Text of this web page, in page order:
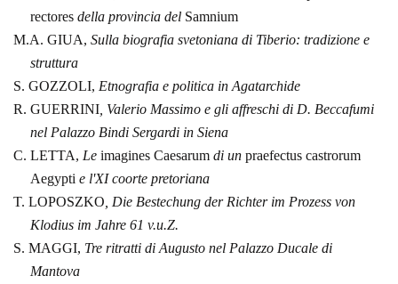
rectores della provincia delSamnium
M.A. GIUA, Sulla biografia svetoniana di Tiberio: tradizione e
struttura
S. GOZZOLI, Etnografia e politica in Agatarchide
R. GUERRINI , Valerio Massimo e gli affreschi di D. Beccafumi
nel Palazzo Bindi Sergardi in Siena
C. LETTA, Le imagines Caesarum di un praefectus castrorum
Aegypti e l'XI coorte pretoriana
T. LOPOSZKO , Die Bestechung der Richter im Prozess von
Klodius im Jahre 61 v.u.Z.
S. MAGGI, Tre ritratti di Augusto nel Palazzo Ducale di
Mantova